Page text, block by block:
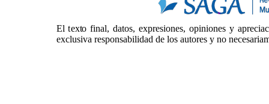
El texto final, datos, expresiones, opiniones y
exclusiva responsabilidad de los autores y no